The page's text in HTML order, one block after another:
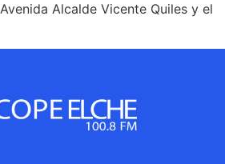
Alcalde Vicente Quiles y el